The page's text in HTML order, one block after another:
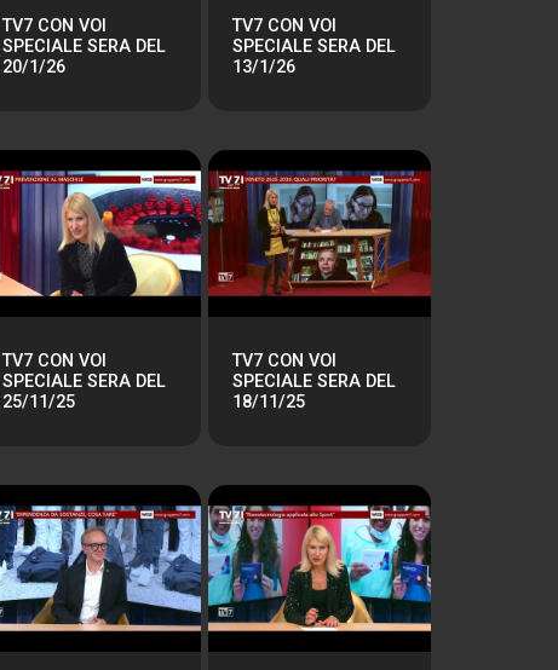
TV7 CON VOI
SPECIALE SERA DEL
20/1/26
TV7 CON VOI
SPECIALE SERA DEL
13/1/26
TV7 CON VOI
SPECIALE SERA DEL
25/11/25
TV7 CON VOI
SPECIALE SERA DEL
18/11/25